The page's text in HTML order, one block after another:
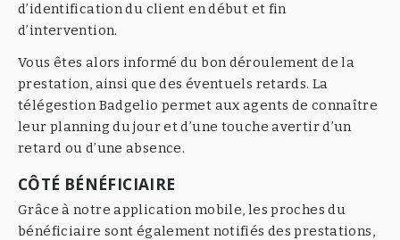
d’identification du client en début et fin
d’intervention.
Vous êtes alors informé du bon déroulement de la
prestation, ainsi que des éventuels retards. La
télégestion Badgelio permet aux agents de connaître
leur planning du jour et d’une touche avertir d’un
retard ou d’une absence.
CÔTÉ BÉNÉFICIAIRE
Grâce à notre application mobile, les proches du
bénéficiaire sont également notifiés des prestations,